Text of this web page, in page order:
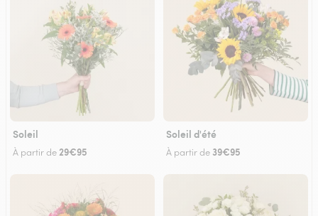
Soleil
À partir de 29€95
Soleil d'été
À partir de 39€95